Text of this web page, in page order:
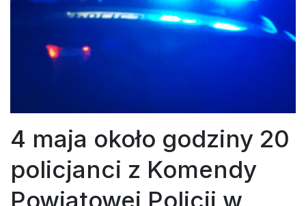
4 maja około godziny 20
policjanci z Komendy
Powiatowej Policji w